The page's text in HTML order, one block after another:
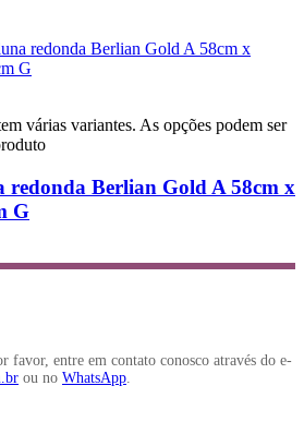
várias variantes. As opções podem ser
redonda Berlian Gold A 58cm x
G
favor, entre em contato conosco através do e-
ou no WhatsApp.